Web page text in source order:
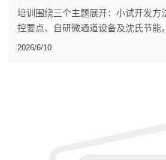
培训围绕三个主题展开：小试开发方
控要点、自研微通道设备及沈氏节能
点上：小试阶段的工艺开发做到什么
2026/6/10